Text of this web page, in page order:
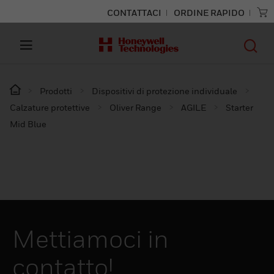
CONTATTACI ORDINE RAPIDO
Prodotti
Dispositivi di protezione individuale
Calzature protettive
Oliver Range AGILE
Starter
Mid Blue
Mettiamoci in
contatto!